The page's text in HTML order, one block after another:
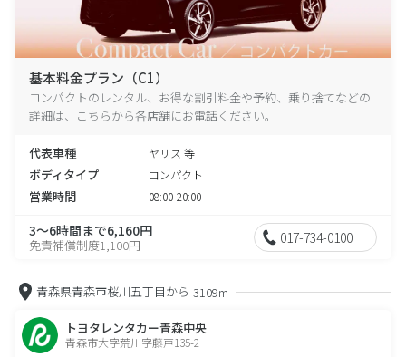
基本料金プラン（C1）
コンパクトのレンタル、お得な割引料金や予約、乗り捨てなどの
詳細は、こちらから各店舗にお電話ください。
代表車種 ヤリス 等
ボディタイプ コンパクト
営業時間 08:00-20:00
3～6時間まで6,160円
免責補償制度1,100円 017-734-0100
青森県青森市桜川五丁目から 3109m
トヨタレンタカー青森中央
青森市大字荒川字藤戸135-2